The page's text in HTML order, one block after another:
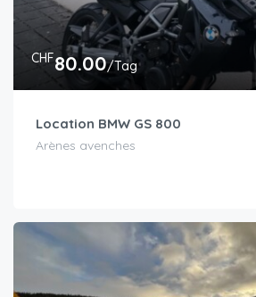
CHF80.00/Tag
Location BMW GS 800
Arènes avenches